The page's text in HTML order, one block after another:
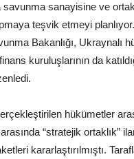
sanayisine ve
teşvik etmeyi
Bakanlığı, Ukraynalı
kuruluşlarının da
hükümetler
“stratejik ortaklık”
kararlaştırılmıştı.